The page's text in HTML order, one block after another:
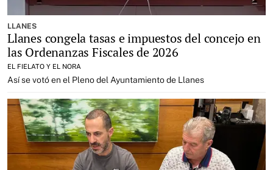
LLANES
Llanes congela tasas e impuestos del concejo en
las Ordenanzas Fiscales de 2026
EL FIELATO Y EL NORA
Así se votó en el Pleno del Ayuntamiento de Llanes